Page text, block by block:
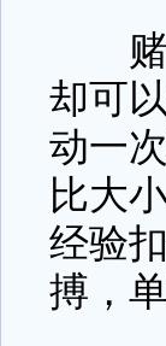
赌
却可
动一
比大
经验
搏，